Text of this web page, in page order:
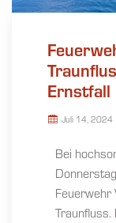
Ernstfall
Juli 14, 2024
Bei
Feuerwehr